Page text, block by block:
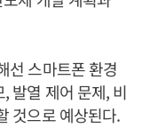
선 스마트폰 환경
발열 제어 문제, 비
것으로 예상된다.